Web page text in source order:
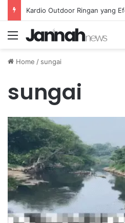
Menu
Home / sungai
sungai